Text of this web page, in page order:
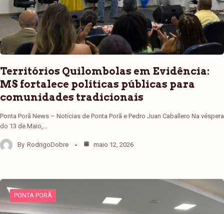
Territórios Quilombolas em Evidência:
MS fortalece políticas públicas para
comunidades tradicionais
Ponta Porã News – Notícias de Ponta Porã e Pedro Juan Caballero Na véspera
do 13 de Maio,…
By RodrigoDobre maio 12, 2026
PONTA PORÃ